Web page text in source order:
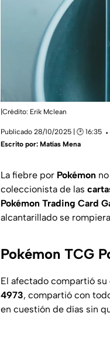
|Crédito: Erik Mclean
Publicado 28/10/2025 | 🕑 16:35
Escrito por: Matías Mena
La fiebre por Pokémon
coleccionista de las
Pokémon Trading Card
alcantarillado se
Pokémon TCG
El afectado compartió
4973, compartió con
en cuestión de días sin